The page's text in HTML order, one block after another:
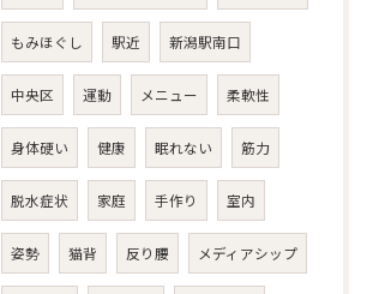
もみほぐし 駅近 新潟駅南口
中央区 運動 メニュー 柔軟性
身体硬い 健康 眠れない 筋力
脱水症状 家庭 手作り 室内
姿勢 猫背 反り腰 メディアシップ